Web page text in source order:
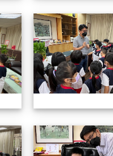
認識校長室活動
認識校長室活動